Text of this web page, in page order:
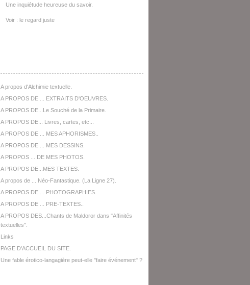
Une inquiétude heureuse du savoir.
Voir : le regard juste
A propos d'Alchimie textuelle.
A PROPOS DE ... EXTRAITS D'OEUVRES.
A PROPOS DE...Le Souché de la Primaire.
A PROPOS DE... Livres, cartes, etc...
A PROPOS DE ... MES APHORISMES..
A PROPOS DE ... MES DESSINS.
A PROPOS ... DE MES PHOTOS.
A PROPOS DE...MES TEXTES.
A propos de ... Néo-Fantastique. (La Ligne 27).
A PROPOS DE ... PHOTOGRAPHIES.
A PROPOS DE ... PRE-TEXTES..
A PROPOS DES...Chants de Maldoror dans "Affinités
textuelles".
Links
PAGE D'ACCUEIL DU SITE.
Une fable érotico-langagière peut-elle "faire événement" ?